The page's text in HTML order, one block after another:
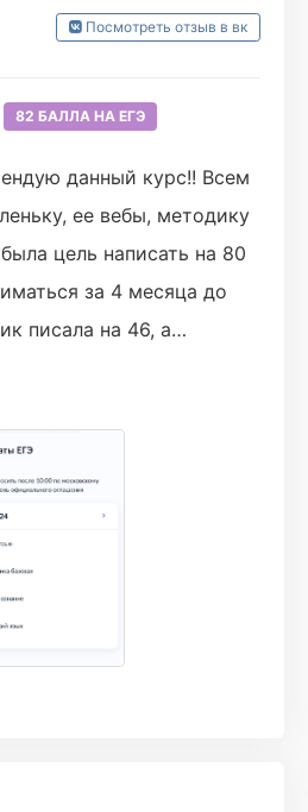
всё понравилось.
Посмотреть отзыв в вк
82 БАЛЛА НА ЕГЭ
данный курс!! Всем
ее вебы, методику
цель написать на 80
за 4 месяца до
писала на 46, а
82 балла на ЕГЭ😁
делать все
заданий турбо
чему я очень рада, как
в учении - легко в бою)))
сериалы на
квизлеты🥰Желаю всем